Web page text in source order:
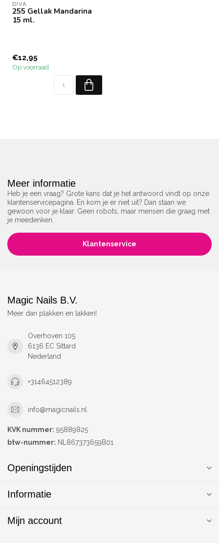
DIVA
255 Gellak Mandarina
15 ml.
€12,95
Op voorraad
Meer informatie
Heb je een vraag? Grote kans dat je het antwoord vindt op onze
klantenservicepagina. En kom je er niet uit? Dan staan we
gewoon voor je klaar. Geen robots, maar mensen die graag met
je meedenken.
Klantenservice
Magic Nails B.V.
Meer dan plakken en lakken!
Overhoven 105
6136 EC Sittard
Nederland
+31464512389
info@magicnails.nl
KVK nummer: 95889825
btw-nummer: NL867373659B01
Openingstijden
Informatie
Mijn account